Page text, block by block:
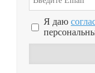
Я даю